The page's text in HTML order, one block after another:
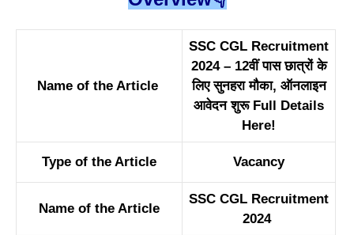
Name of the Article
SSC CGL Recruitment
2024 – 12वीं पास छात्रों के
लिए सुनहरा मौका, ऑनलाइन
आवेदन शुरू Full Details
Here!
Type of the Article Vacancy
Name of the Article
SSC CGL Recruitment
2024